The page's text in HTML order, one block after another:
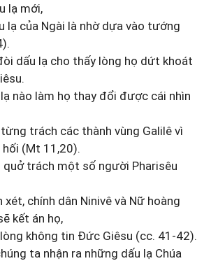
lạ mới,
lạ của Ngài là nhờ dựa vào tướng
dấu lạ cho thấy lòng họ dứt khoát
nào làm họ thay đổi được cái nhìn
trách các thành vùng Galilê vì
(Mt 11,20).
quở trách một số người Pharisêu
xét, chính dân Ninivê và Nữ hoàng
kết án họ,
không tin Đức Giêsu (cc. 41-42).
ta nhận ra những dấu lạ Chúa